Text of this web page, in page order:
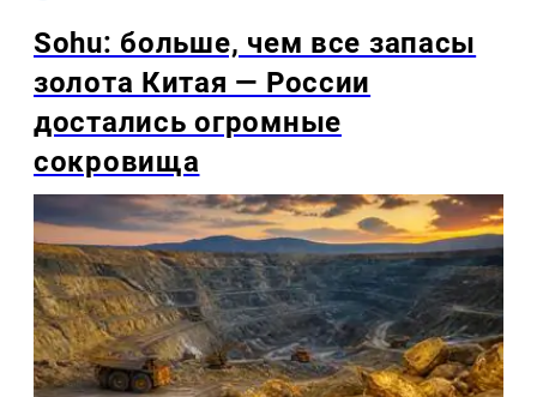
Sohu: больше, чем все запасы
золота Китая — России
достались огромные
сокровища